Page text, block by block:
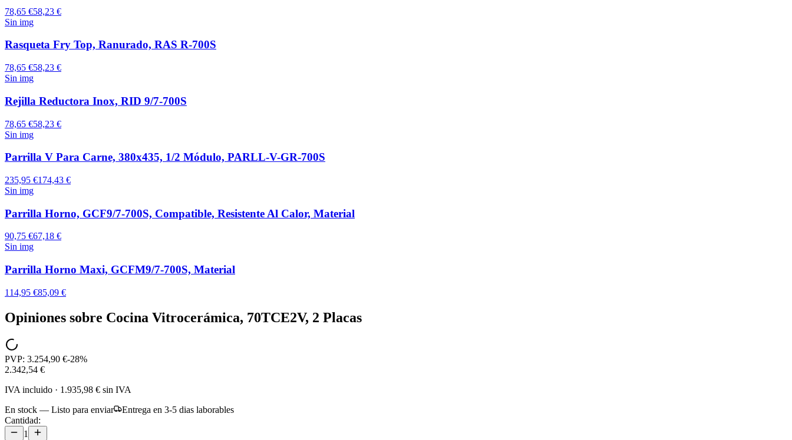
78,65 €58,23 €
Sin img
Rasqueta Fry Top, Ranurado, RAS R-700S
78,65 €58,23 €
Sin img
Rejilla Reductora Inox, RID 9/7-700S
78,65 €58,23 €
Sin img
Parrilla V Para Carne, 380x435, 1/2 Módulo, PARLL-V-GR-700S
235,95 €174,43 €
Sin img
Parrilla Horno, GCF9/7-700S, Compatible, Resistente Al Calor, Material
90,75 €67,18 €
Sin img
Parrilla Horno Maxi, GCFM9/7-700S, Material
114,95 €85,09 €
Opiniones sobre Cocina Vitrocerámica, 70TCE2V, 2 Placas
PVP: 3.254,90 €-28%
2.342,54 €
IVA incluido · 1.935,98 € sin IVA
En stock — Listo para enviar
Entrega en 3-5 dias laborables
Cantidad:
1